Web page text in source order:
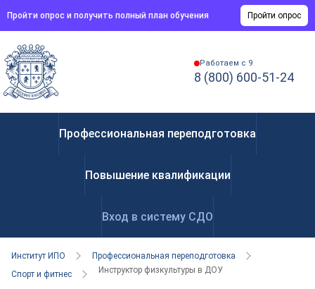
Пройти опрос и получить полный план обучения Пройти опрос
Работаем с 9
8 (800) 600-51-24
Профессиональная переподготовка
Повышение квалификации
Вход в систему СДО
Институт ИПО
Профессиональная переподготовка
Спорт и фитнес
Инструктор физкультуры в ДОУ